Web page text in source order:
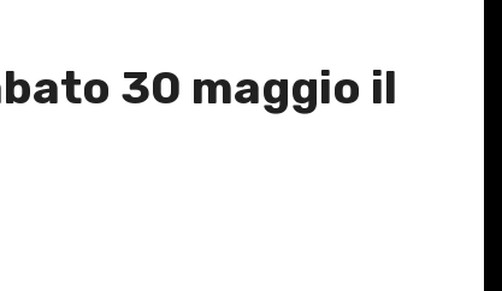
30 maggio il